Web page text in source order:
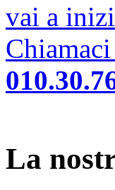
vai a
La